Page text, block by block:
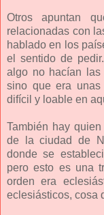
Otros apuntan
relacionadas con
hablado en los
el sentido de
algo no hacían las
sino que era unas
difícil y loable en
También hay
de la ciudad de
donde se
pero esto es una
orden era
eclesiásticos, cosa